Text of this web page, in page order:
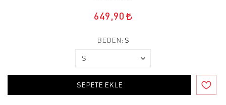
649,90
BEDEN: S
SEPETE EKLE